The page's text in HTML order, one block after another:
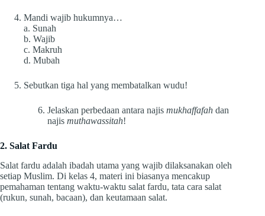
Mandi wajib hukumnya…
a. Sunah
b. Wajib
c. Makruh
d. Mubah
Sebutkan tiga hal yang membatalkan wudu!
Jelaskan perbedaan antara najis mukhaffafah dan
najis muthawassitah!
2. Salat Fardu
Salat fardu adalah ibadah utama yang wajib dilaksanakan oleh
setiap Muslim. Di kelas 4, materi ini biasanya mencakup
pemahaman tentang waktu-waktu salat fardu, tata cara salat
(rukun, sunah, bacaan), dan keutamaan salat.